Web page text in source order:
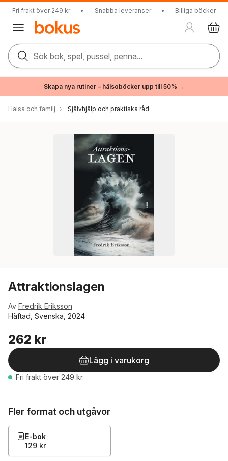
Fri frakt över 249 kr • Snabba leveranser • Billiga böcker
Sök bok, spel, pussel, penna...
Skapa nya rutiner – hälsoböcker upp till 50% →
Hälsa och familj Självhjälp och praktiska råd
Attraktionslagen
Av Fredrik Eriksson
Häftad, Svenska, 2024
262 kr
Lägg i varukorg
. Fri frakt över 249 kr.
Fler format och utgåvor
E-bok
129 kr